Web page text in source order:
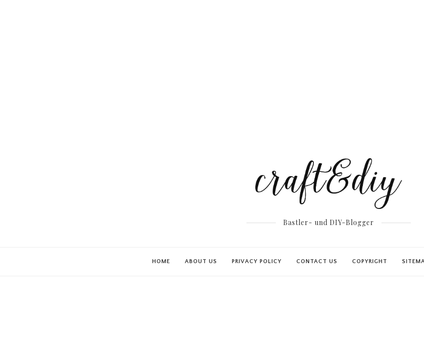
Bastler- und DIY-Blogger
HOME ABOUT US PRIVACY POLICY CONTACT US COPYRIGHT